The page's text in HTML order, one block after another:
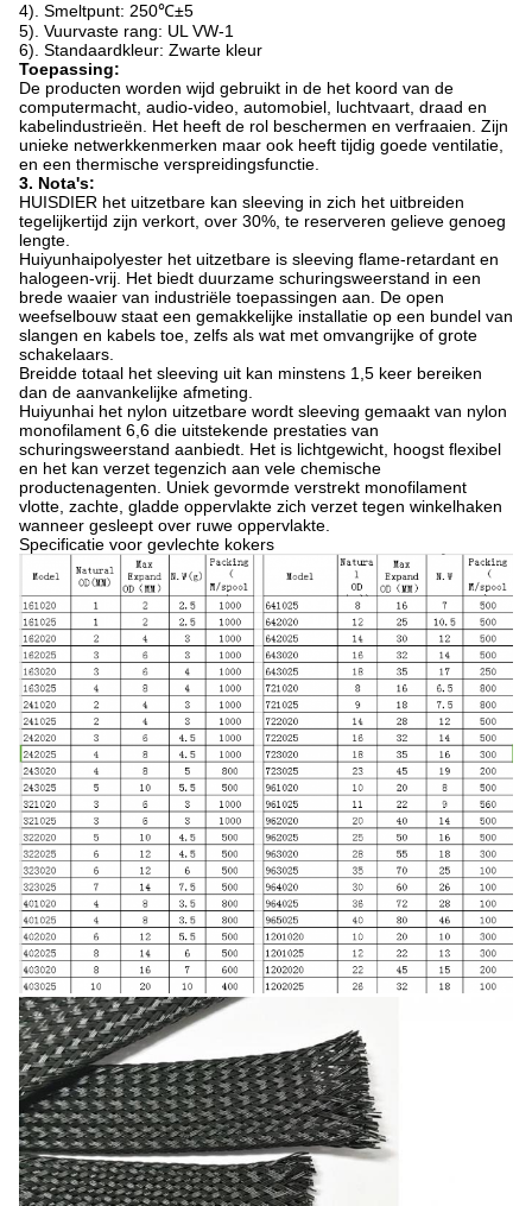
4). Smeltpunt: 250℃±5
5). Vuurvaste rang: UL VW-1
6). Standaardkleur: Zwarte kleur
Toepassing:
De producten worden wijd gebruikt in de het koord van de
computermacht, audio-video, automobiel, luchtvaart, draad en
kabelindustrieën. Het heeft de rol beschermen en verfraaien. Zijn
unieke netwerkkenmerken maar ook heeft tijdig goede ventilatie,
en een thermische verspreidingsfunctie.
3. Nota's:
HUISDIER het uitzetbare kan sleeving in zich het uitbreiden
tegelijkertijd zijn verkort, over 30%, te reserveren gelieve genoeg
lengte.
Huiyunhaipolyester het uitzetbare is sleeving flame-retardant en
halogeen-vrij. Het biedt duurzame schuringsweerstand in een
brede waaier van industriële toepassingen aan. De open
weefselbouw staat een gemakkelijke installatie op een bundel van
slangen en kabels toe, zelfs als wat met omvangrijke of grote
schakelaars.
Breidde totaal het sleeving uit kan minstens 1,5 keer bereiken
dan de aanvankelijke afmeting.
Huiyunhai het nylon uitzetbare wordt sleeving gemaakt van nylon
monofilament 6,6 die uitstekende prestaties van
schuringsweerstand aanbiedt. Het is lichtgewicht, hoogst flexibel
en het kan verzet tegenzich aan vele chemische
productenagenten. Uniek gevormde verstrekt monofilament
vlotte, zachte, gladde oppervlakte zich verzet tegen winkelhaken
wanneer gesleept over ruwe oppervlakte.
Specificatie voor gevlechte kokers